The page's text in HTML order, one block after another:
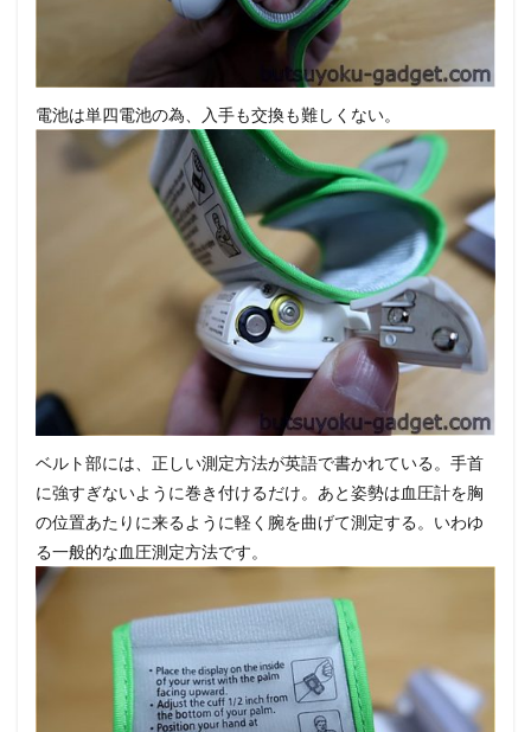
電池は単四電池の為、入手も交換も難しくない。
ベルト部には、正しい測定方法が英語で書かれている。手首
に強すぎないように巻き付けるだけ。あと姿勢は血圧計を胸
の位置あたりに来るように軽く腕を曲げて測定する。いわゆ
る一般的な血圧測定方法です。